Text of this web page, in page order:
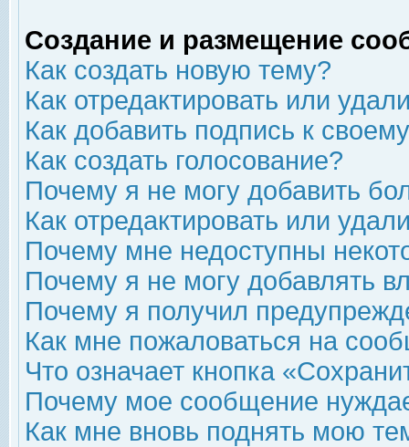
Создание и размещение
Как создать новую тему?
Как отредактировать или
Как добавить подпись к
Как создать голосование?
Почему я не могу добавить
Как отредактировать или
Почему мне недоступны
Почему я не могу добавлять
Почему я получил
Как мне пожаловаться на
Что означает кнопка
Почему мое сообщение
Как мне вновь поднять мою